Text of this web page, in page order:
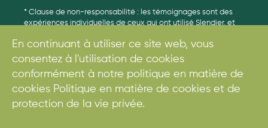
* Clause de non-responsabilité : les témoignages sont des
expériences individuelles de ceux qui ont utilisé Slendier, et
résultats individuels et les résultats peuvent varier.
© 2017. Tous droits réservés.
En continuant à utiliser ce site web, vous
consentez à l'utilisation de cookies
conformément à notre politique en matière de
cookies Politique en matière de cookies et de
protection de la vie privée.